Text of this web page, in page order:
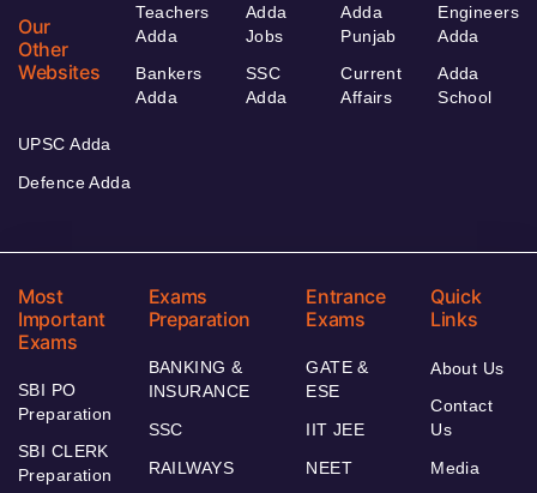
Our
Other
Websites
Teachers
Adda
Bankers
Adda
Adda
Jobs
SSC
Adda
Adda
Punjab
Current
Affairs
Engineers
Adda
Adda
School
UPSC Adda
Defence Adda
Most
Important
Exams
SBI PO
Preparation
SBI CLERK
Preparation
Exams
Preparation
BANKING &
INSURANCE
SSC
RAILWAYS
Entrance
Exams
GATE &
ESE
IIT JEE
NEET
Quick
Links
About Us
Contact
Us
Media